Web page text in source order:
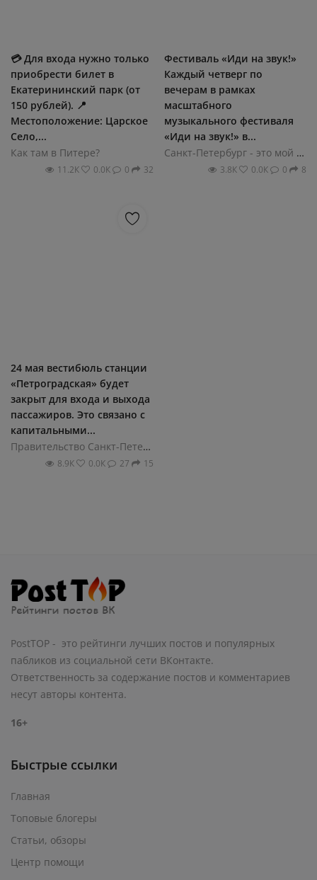
💳 Для входа нужно только
приобрести билет в
Екатерининский парк (от
150 рублей). 📍
Местоположение: Царское
Село,...
Как там в Питере?
11.2К 0.0К 0 32
Фестиваль «Иди на звук!»
Каждый четверг по
вечерам в рамках
масштабного
музыкального фестиваля
«Иди на звук!» в...
Санкт-Петербург - это мой город!
3.8К 0.0К 0 8
24 мая вестибюль станции
«Петроградская» будет
закрыт для входа и выхода
пассажиров. Это связано с
капитальными...
Правительство Санкт-Петербурга
8.9К 0.0К 27 15
PostTOP - это рейтинги лучших постов и популярных
пабликов из социальной сети ВКонтакте.
Ответственность за содержание постов и комментариев
несут авторы контента.
16+
Быстрые ссылки
Главная
Топовые блогеры
Статьи, обзоры
Центр помощи